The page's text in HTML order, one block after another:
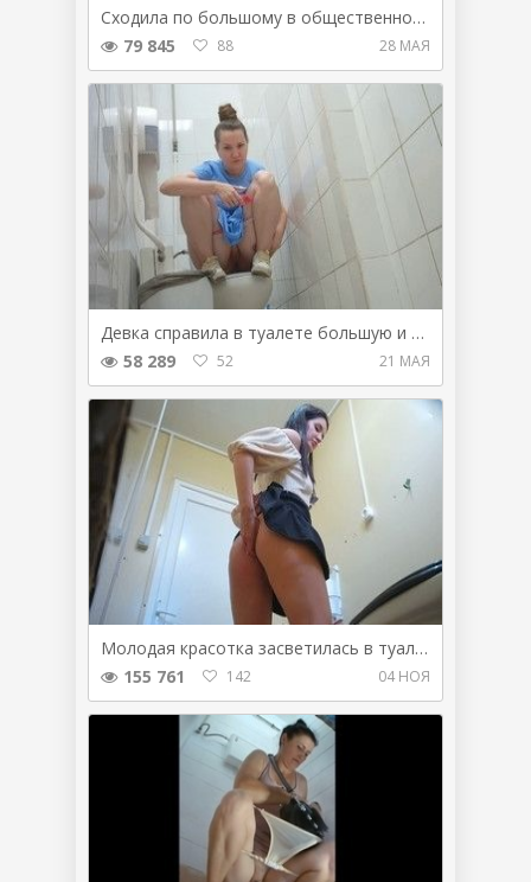
Сходила по большому в общественном туалете
79 845
88 28 МАЯ
Девка справила в туалете большую и малую нужду
58 289
52 21 МАЯ
Молодая красотка засветилась в туалете перед камерой
155 761
142 04 НОЯ